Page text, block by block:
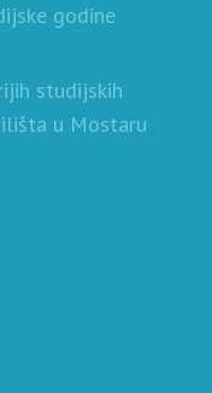
godine
studijskih
u Mostaru